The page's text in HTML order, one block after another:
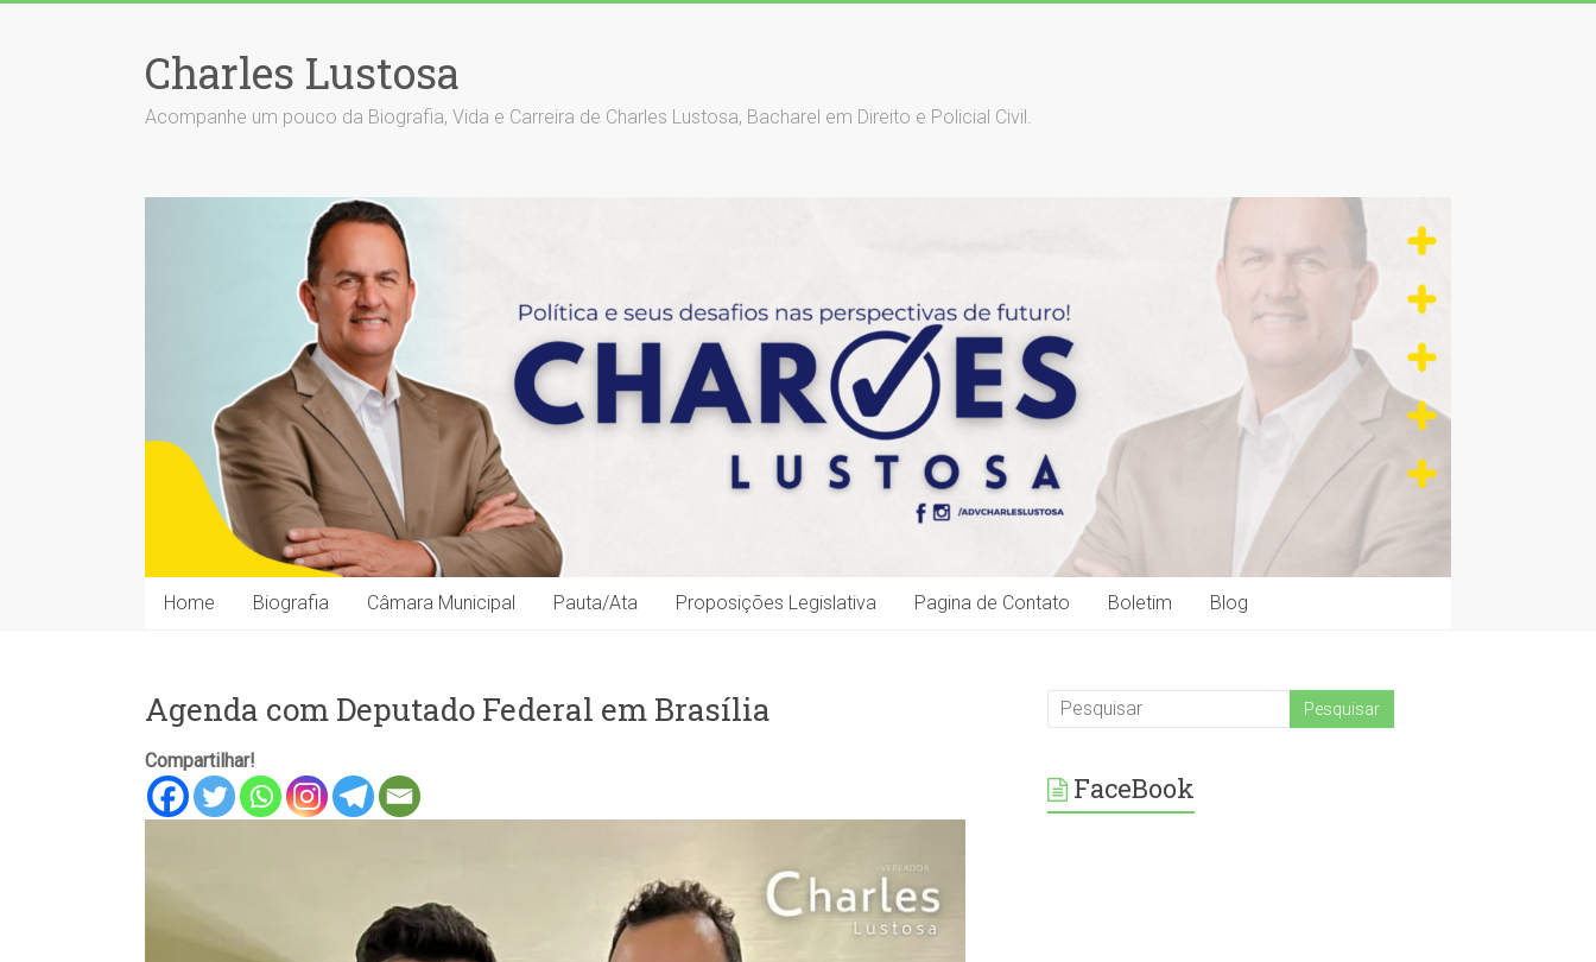
Charles Lustosa
Acompanhe um pouco da Biografia, Vida e Carreira de Charles Lustosa, Bacharel em Direito e Policial Civil.
Home Biografia Câmara Municipal Pauta/Ata Proposições Legislativa Pagina de Contato Boletim Blog
Agenda com Deputado Federal em Brasília
Compartilhar!
FaceBook